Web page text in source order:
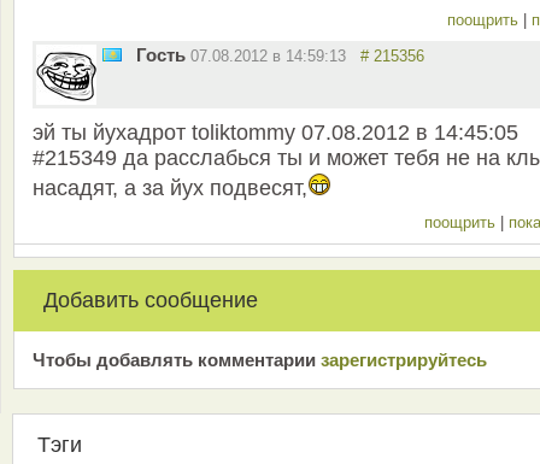
поощрить
Гость 07.08.2012 в 14:59:13 # 215356
эй ты йухадрот toliktommy 07.08.2012 в 14:45:05
#215349 да расслабься ты и может тебя не на
насадят, а за йух подвесят,
поощрить
Добавить сообщение
Чтобы добавлять комментарии зарeгиcтрирyйтeсь
Тэги